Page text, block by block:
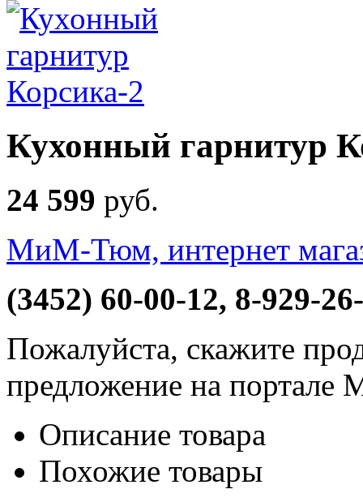
Кухонный гарнитур
24 599 руб.
МиМ-Тюм, интернет
(3452) 60-00-12, 8-929-
Пожалуйста, скажите
предложение на портале
Описание товара
Похожие товары